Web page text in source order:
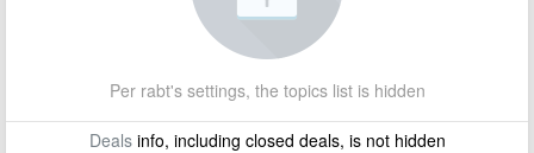
Per rabt's settings, the topics list is hidden
Dealsinfo, including closed deals, is not hidden